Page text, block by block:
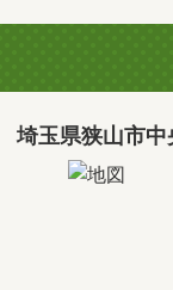
埼玉県狭山市